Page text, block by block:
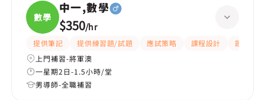
數學
中一,數學
$350/hr
提供筆記 提供練習題/試題 應試策略 課程設計
題目講解
上門補習-將軍澳
一星期2日-1.5小時/堂
男導師-全職補習